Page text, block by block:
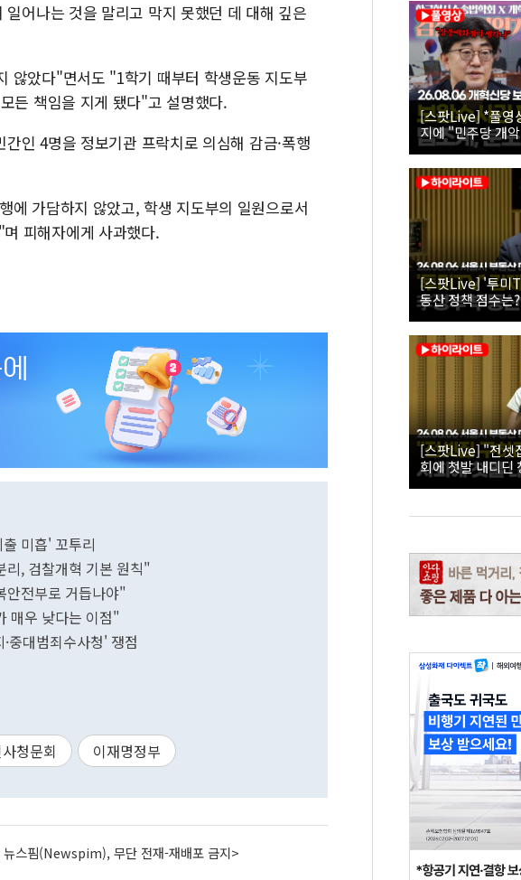
어나는 것을 말리고 막지 못했던 데 대해 깊은
않았다"면서도 "1학기 때부터 학생운동 지도부
든 책임을 지게 됐다"고 설명했다.
인 4명을 정보기관 프락치로 의심해 감금·폭행
에 가담하지 않았고, 학생 지도부의 일원으로서
피해자에게 사과했다.
미흡' 꼬투리
리, 검찰개혁 기본 원칙"
안전부로 거듭나야"
매우 낮다는 이점"
중대범죄수사청' 쟁점
청문회 이재명정부
뉴스핌(Newspim), 무단 전재-재배포 금지>
[스팟Live] *풀영
지에 "민주당 개
26.08.06 개혁신
[스팟Live] '투미
동산 정책 점수는
대토론회
[스팟Live] "전셋
회에 첫발 내디딘
시 부동산 대토론